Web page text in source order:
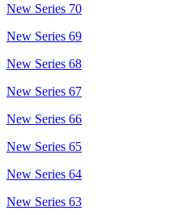
New Series 70
New Series 69
New Series 68
New Series 67
New Series 66
New Series 65
New Series 64
New Series 63